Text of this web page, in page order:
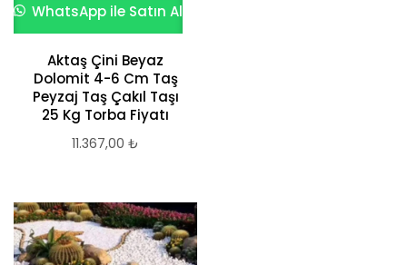
WhatsApp ile Satın Al
Aktaş Çini Beyaz
Dolomit 4-6 Cm Taş
Peyzaj Taş Çakıl Taşı
25 Kg Torba Fiyatı
11.367,00 ₺